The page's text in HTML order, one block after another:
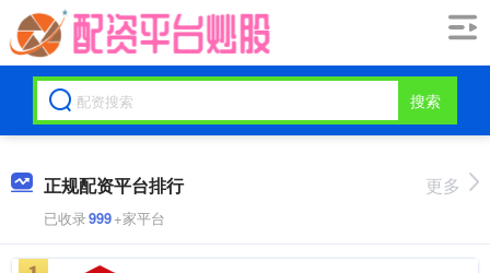
搜索
正规配资平台排行
已收录999+家平台
更多